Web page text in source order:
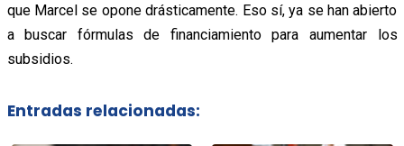
que Marcel se opone drásticamente. Eso sí, ya se han abierto
a buscar fórmulas de financiamiento para aumentar los
subsidios.
Entradas relacionadas: